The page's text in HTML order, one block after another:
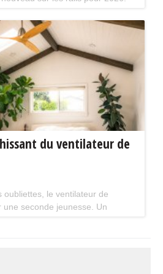
éligibles. Tour d'horizon.
du ventilateur de
oubliettes, le ventilateur de
seconde jeunesse. Un